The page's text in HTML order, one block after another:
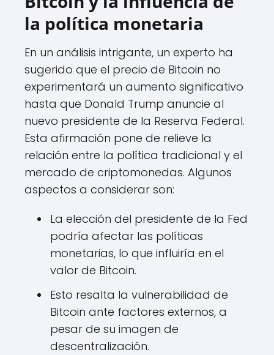
la política monetaria
En un análisis intrigante, un experto ha
sugerido que el precio de Bitcoin no
experimentará un aumento significativo
hasta que Donald Trump anuncie al
nuevo presidente de la Reserva Federal.
Esta afirmación pone de relieve la
relación entre la política tradicional y el
mercado de criptomonedas. Algunos
aspectos a considerar son:
La elección del presidente de la Fed
podría afectar las políticas
monetarias, lo que influiría en el
valor de Bitcoin.
Esto resalta la vulnerabilidad de
Bitcoin ante factores externos, a
pesar de su imagen de
descentralización.